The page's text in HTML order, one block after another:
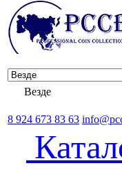
Везде
8 924 673 83 63